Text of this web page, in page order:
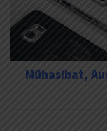
Mühasibat,